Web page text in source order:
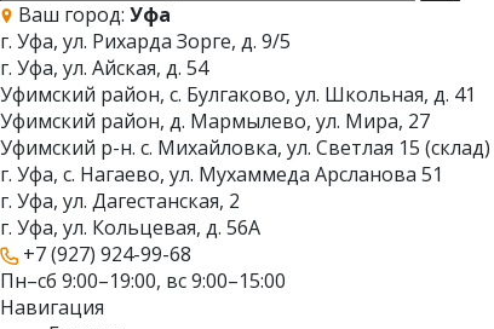
Ваш город: Уфа
г. Уфа, ул. Рихарда Зорге, д. 9/5
г. Уфа, ул. Айская, д. 54
Уфимский район, с. Булгаково, ул. Школьная, д. 41
Уфимский район, д. Мармылево, ул. Мира, 27
Уфимский р-н. с. Михайловка, ул. Светлая 15 (склад)
г. Уфа, с. Нагаево, ул. Мухаммеда Арсланова 51
г. Уфа, ул. Дагестанская, 2
г. Уфа, ул. Кольцевая, д. 56А
+7 (927) 924-99-68
Пн–сб 9:00–19:00, вс 9:00–15:00
Навигация